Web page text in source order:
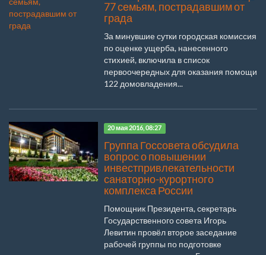
77 семьям, пострадавшим от
града
За минувшие сутки городская комиссия
по оценке ущерба, нанесенного
стихией, включила в список
первоочередных для оказания помощи
122 домовладения...
20 мая 2016, 08:27
Группа Госсовета обсудила
вопрос о повышении
инвестпривлекательности
санаторно-курортного
комплекса России
Помощник Президента, секретарь
Государственного совета Игорь
Левитин провёл второе заседание
рабочей группы по подготовке